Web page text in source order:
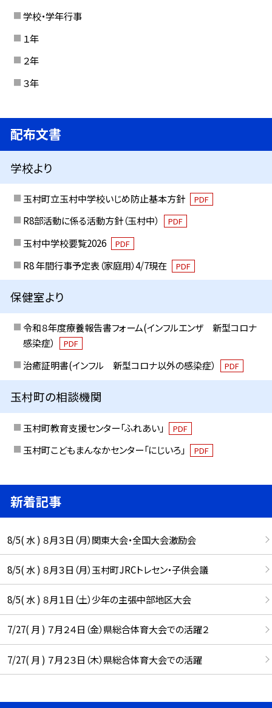
学校・学年行事
１年
２年
３年
配布文書
学校より
玉村町立玉村中学校いじめ防止基本方針 PDF
R8部活動に係る活動方針（玉村中） PDF
玉村中学校要覧2026 PDF
R8 年間行事予定表（家庭用）4/7現在 PDF
保健室より
令和８年度療養報告書フォーム(インフルエンザ 新型コロナ
感染症）
PDF
治癒証明書(インフル 新型コロナ以外の感染症） PDF
玉村町の相談機関
玉村町教育支援センター「ふれあい」 PDF
玉村町こどもまんなかセンター「にじいろ」 PDF
新着記事
8/5( 水 ) ８月３日（月）関東大会・全国大会激励会
8/5( 水 ) ８月３日（月）玉村町JRCトレセン・子供会議
8/5( 水 ) ８月１日（土）少年の主張中部地区大会
7/27( 月 ) ７月２４日（金）県総合体育大会での活躍２
7/27( 月 ) ７月２３日（木）県総合体育大会での活躍